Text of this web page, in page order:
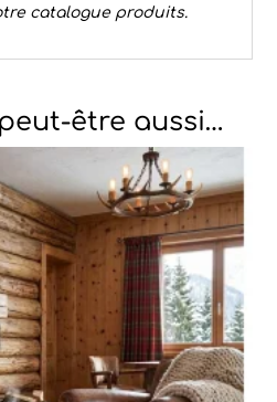
catalogue produits.
être aussi…